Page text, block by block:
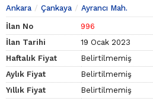
Ankara Çankaya Ayrancı Mah.
İlan No
996
İlan Tarihi
19 Ocak 2023
Haftalık Fiyat
Belirtilmemiş
Aylık Fiyat
Belirtilmemiş
Yıllık Fiyat
Belirtilmemiş